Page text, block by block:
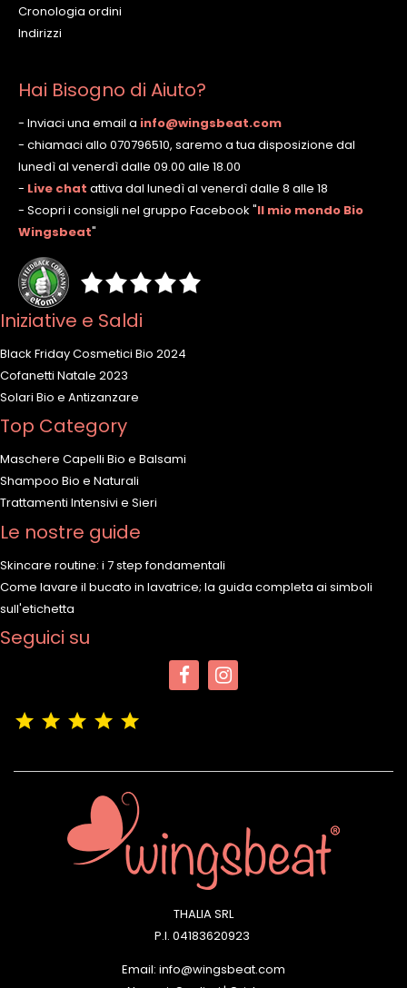
Cronologia ordini
Indirizzi
Hai Bisogno di Aiuto?
- Inviaci una email a info@wingsbeat.com
- chiamaci allo 070796510, saremo a tua disposizione dal
lunedì al venerdì dalle 09.00 alle 18.00
- Live chat attiva dal lunedì al venerdì dalle 8 alle 18
- Scopri i consigli nel gruppo Facebook "Il mio mondo Bio
Wingsbeat"
Iniziative e Saldi
Black Friday Cosmetici Bio 2024
Cofanetti Natale 2023
Solari Bio e Antizanzare
Top Category
Maschere Capelli Bio e Balsami
Shampoo Bio e Naturali
Trattamenti Intensivi e Sieri
Le nostre guide
Skincare routine: i 7 step fondamentali
Come lavare il bucato in lavatrice; la guida completa ai simboli
sull'etichetta
Seguici su
THALIA SRL
P.I. 04183620923
Email: info@wingsbeat.com